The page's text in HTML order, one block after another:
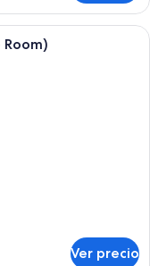
para no fumadores
Ver precio